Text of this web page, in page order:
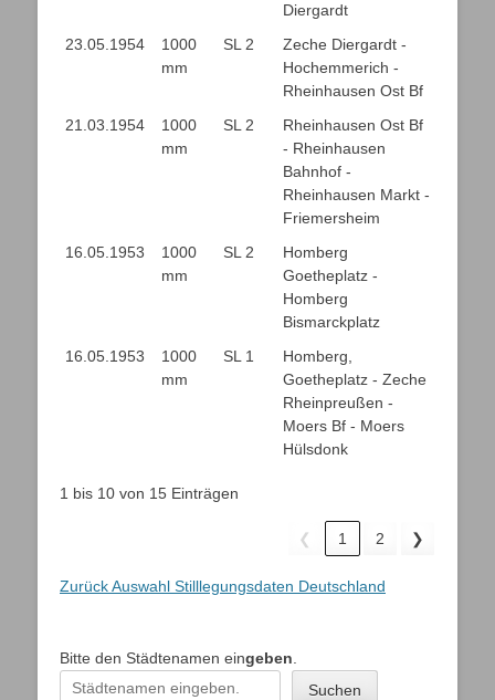
Diergardt
23.05.1954
1000
mm
SL 2
Zeche Diergardt -
Hochemmerich -
Rheinhausen Ost Bf
21.03.1954
1000
mm
SL 2
Rheinhausen Ost Bf
- Rheinhausen
Bahnhof -
Rheinhausen Markt -
Friemersheim
16.05.1953
1000
mm
SL 2
Homberg
Goetheplatz -
Homberg
Bismarckplatz
16.05.1953
1000
mm
SL 1
Homberg,
Goetheplatz - Zeche
Rheinpreußen -
Moers Bf - Moers
Hülsdonk
1 bis 10 von 15 Einträgen
❮ 1 2 ❯
Zurück Auswahl Stilllegungsdaten Deutschland
Bitte den Städtenamen eingeben
Suchen